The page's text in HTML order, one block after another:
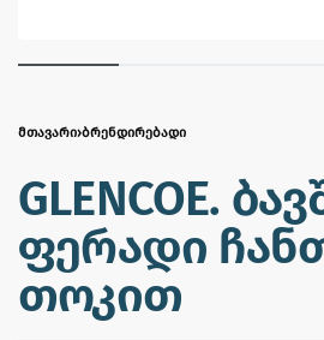
ᲛᲗᲐᲕᲐᲠᲘ›ᲑᲠᲔᲜᲓᲘᲠᲔᲑᲐᲓᲘ
GLENCOE.
ფერადი
თოკით